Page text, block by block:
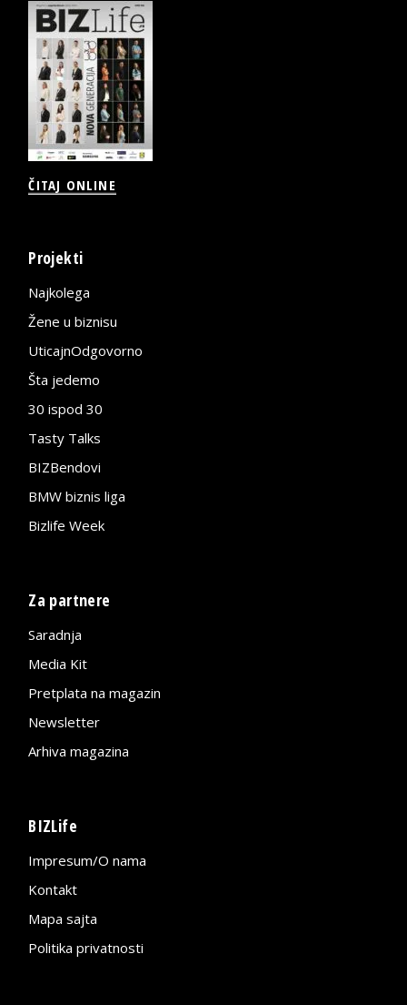
ČITAJ ONLINE
Projekti
Najkolega
Žene u biznisu
UticajnOdgovorno
Šta jedemo
30 ispod 30
Tasty Talks
BIZBendovi
BMW biznis liga
Bizlife Week
Za partnere
Saradnja
Media Kit
Pretplata na magazin
Newsletter
Arhiva magazina
BIZLife
Impresum/O nama
Kontakt
Mapa sajta
Politika privatnosti